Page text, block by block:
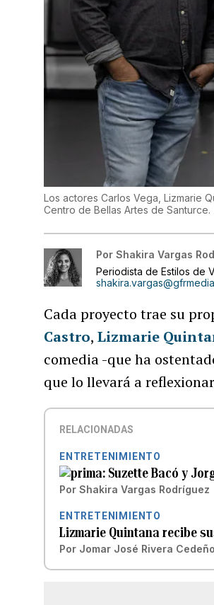
Los actores Carlos Vega, Lizmarie
Centro de Bellas Artes de Santurce.
Por Shakira Vargas
Periodista de Estilos de
Cada proyecto trae su
Castro,Lizmarie
comedia -que ha
que lo llevará a
RELACIONADAS
ENTRETENIMIENTO
Suzette Bacó y
Por Shakira Vargas Rodríguez
ENTRETENIMIENTO
Lizmarie Quintana recibe
Por Jomar José Rivera Cedeño